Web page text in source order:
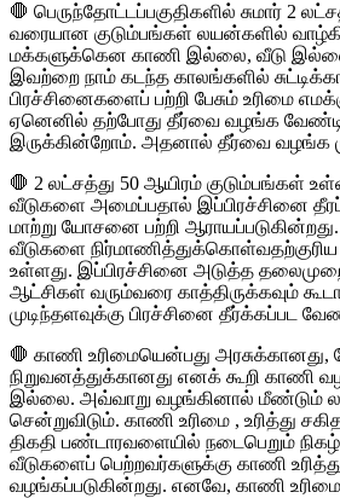
🛑 பெருந்தோட்டப்பகுதிகளில் சுமார் 2
வரையான குடும்பங்கள் லயன்களில்
மக்களுக்கென காணி இல்லை, வீடு
இவற்றை நாம் கடந்த காலங்களில்
பிரச்சினைகளைப் பற்றி பேசும் உரிமை
ஏனெனில் தற்போது தீர்வை வழங்க
இருக்கின்றோம். அதனால் தீர்வை வழங்க
🛑 2 லட்சத்து 50 ஆயிரம் குடும்பங்கள்
வீடுகளை அமைப்பதால் இப்பிரச்சினை
மாற்று யோசனை பற்றி
வீடுகளை நிர்மாணித்துக்கொள்வதற்குரிய
உள்ளது. இப்பிரச்சினை அடுத்த
ஆட்சிகள் வரும்வரை காத்திருக்கவும்
முடிந்தளவுக்கு பிரச்சினை தீர்க்கப்பட
🛑 காணி உரிமையென்பது அரசுக்கானது,
நிறுவனத்துக்கானது எனக் கூறி காணி
இல்லை. அவ்வாறு வழங்கினால் மீண்டும்
சென்றுவிடும். காணி உரிமை , உரித்து
திகதி பண்டாரவளையில் நடைபெறும்
வீடுகளைப் பெற்றவர்களுக்கு காணி
வழங்கப்படுகின்றது. எனவே, காணி